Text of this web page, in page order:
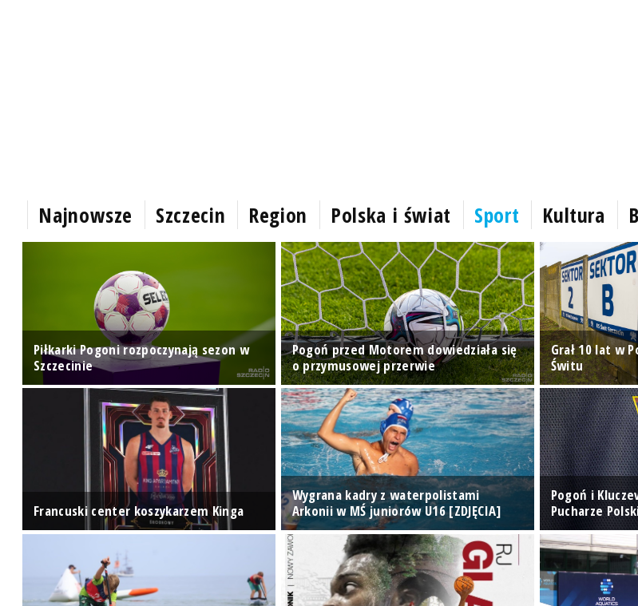
Najnowsze Szczecin Region Polska i świat Sport Kultura
Piłkarki Pogoni rozpoczynają sezon w
Szczecinie
Pogoń przed Motorem dowiedziała się
o przymusowej przerwie
Grał 10 lat w
Świtu
Francuski center koszykarzem Kinga
Wygrana kadry z waterpolistami
Arkonii w MŚ juniorów U16 [ZDJĘCIA]
Pogoń i
Pucharze